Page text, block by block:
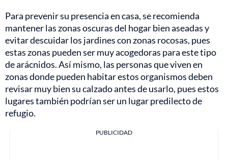
Para prevenir su presencia en casa, se recomienda
mantener las zonas oscuras del hogar bien aseadas y
evitar descuidar los jardines con zonas rocosas, pues
estas zonas pueden ser muy acogedoras para este tipo
de arácnidos. Así mismo, las personas que viven en
zonas donde pueden habitar estos organismos deben
revisar muy bien su calzado antes de usarlo, pues estos
lugares también podrían ser un lugar predilecto de
refugio.
PUBLICIDAD